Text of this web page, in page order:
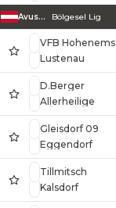
Avusturya Bölgesel Lig
VFB Hohenems
Lustenau
D.Berger
Allerheilige
Gleisdorf 09
Eggendorf
Tillmitsch
Kalsdorf